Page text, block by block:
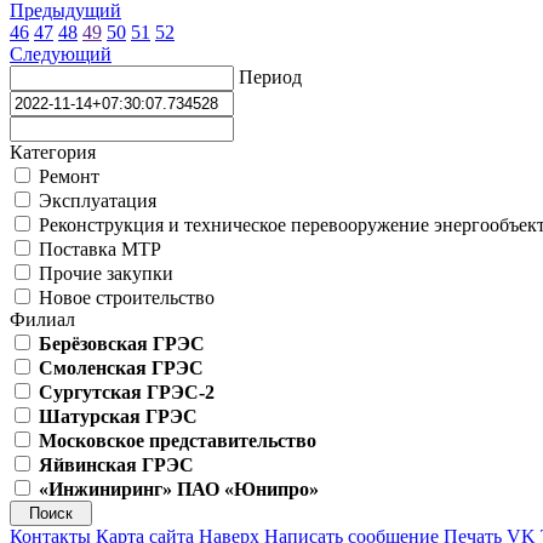
Предыдущий
46 47 48 49 50 51 52
Следующий
Период
Категория
Ремонт
Эксплуатация
Реконструкция и техническое перевооружение
Поставка МТР
Прочие закупки
Новое строительство
Филиал
Берёзовская ГРЭС
Смоленская ГРЭС
Сургутская ГРЭС-2
Шатурская ГРЭС
Московское представительство
Яйвинская ГРЭС
«Инжиниринг» ПАО «Юнипро»
Контакты Карта сайта Наверх Написать сообщение Печать VK